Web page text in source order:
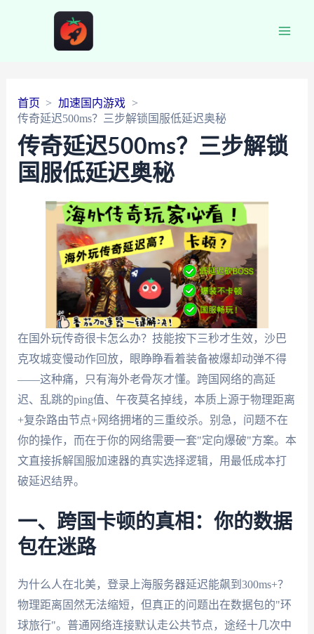
首页
加速国内游戏
传奇延迟500ms？三步解锁国服低延迟奥秘
传奇延迟500ms？三步解锁
国服低延迟奥秘
在国外玩传奇很卡怎么办？技能按下三秒才生效，沙巴
克攻城变慢动作回放，眼睁睁看着装备被爆却动弹不得
——这种痛，只有海外老骨灰才懂。跨国网络的高延
迟、乱跳的ping值、午夜莫名掉线，本质上源于物理距离
+复杂路由节点+网络拥堵的三重绞杀。别急，问题不在
你的操作，而在于你的网络需要一套"定向爆破"方案。本
文直接拆解国服加速器的真实选择逻辑，用最低成本打
破延迟结界。
一、跨国卡顿的真相：你的数据
包在迷路
为什么人在北美，登录上海服务器延迟能飙到300ms+？
物理距离固然无法缩短，但真正的问题出在数据包的"环
球旅行"。普通网络连接默认走公共节点，途经十几次中